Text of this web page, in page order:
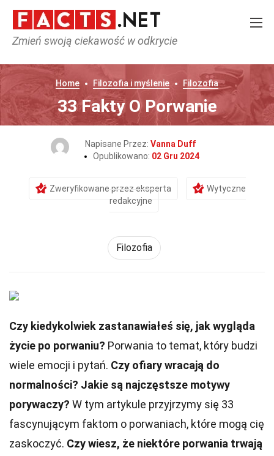
Zmień swoją ciekawość w odkrycie
Home Filozofia i myślenie Filozofia
33 Fakty O Porwanie
Napisane Przez: Vanna Duff
Opublikowano: 02 Gru 2024
Zweryfikowane przez eksperta
Wytyczne
redakcyjne
Filozofia
Czy kiedykolwiek zastanawiałeś się, jak wygląda
życie po porwaniu? Porwania to temat, który budzi
wiele emocji i pytań. Czy ofiary wracają do
normalności? Jakie są najczęstsze motywy
porywaczy? W tym artykule przyjrzymy się 33
fascynującym faktom o porwaniach, które mogą cię
zaskoczyć. Czy wiesz, że niektóre porwania trwają